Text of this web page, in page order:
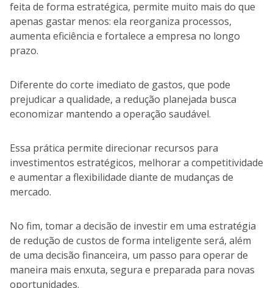
feita de forma estratégica, permite muito mais do que
apenas gastar menos: ela reorganiza processos,
aumenta eficiência e fortalece a empresa no longo
prazo.
Diferente do corte imediato de gastos, que pode
prejudicar a qualidade, a redução planejada busca
economizar mantendo a operação saudável.
Essa prática permite direcionar recursos para
investimentos estratégicos, melhorar a competitividade
e aumentar a flexibilidade diante de mudanças de
mercado.
No fim, tomar a decisão de investir em uma estratégia
de redução de custos de forma inteligente será, além
de uma decisão financeira, um passo para operar de
maneira mais enxuta, segura e preparada para novas
oportunidades.